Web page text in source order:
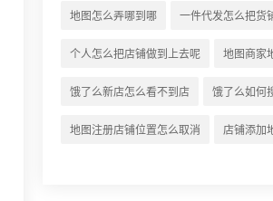
地图怎么弄相关地图标注知识，详情
地图怎么弄哪到哪 一件代发怎么把货
个人怎么把店铺做到上去呢 地图商家
饿了么新店怎么看不到店 饿了么如何
地图注册店铺位置怎么取消 店铺添加